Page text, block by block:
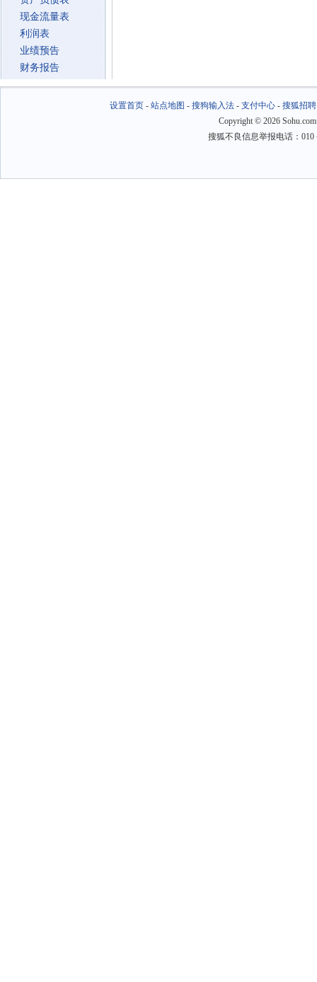
现金流量表
利润表
业绩预告
财务报告
设置首页- 站点地图 - 搜狗输入法- 支付中心- 搜狐招聘
Copyright © 2026
搜狐不良信息举报电话：010